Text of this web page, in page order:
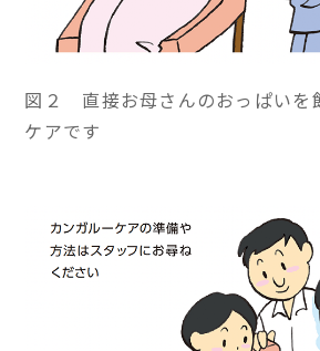
図２ 直接お母さんのおっぱいを
ケアです